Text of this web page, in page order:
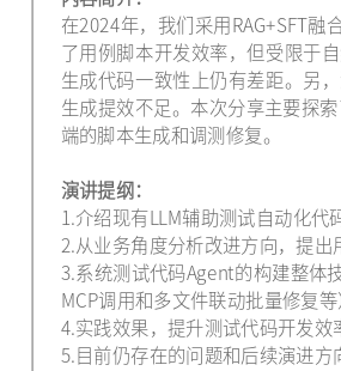
在2024年，我们采用RAG+SFT
了用例脚本开发效率，但受限于
生成代码一致性上仍有差距。另
生成提效不足。本次分享主要探
端的脚本生成和调测修复。
演讲提纲：
1.介绍现有LLM辅助测试自动化代
2.从业务角度分析改进方向，提
3.系统测试代码Agent的构建整体
MCP调用和多文件联动批量修复等
4.实践效果，提升测试代码开发效
5.目前仍存在的问题和后续演进方